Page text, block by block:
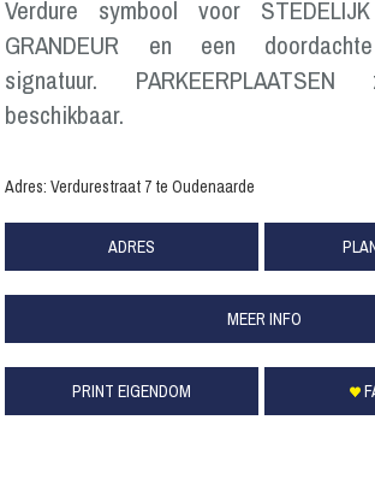
Verdure symbool voor
GRANDEUR en een
signatuur.
beschikbaar.
Adres: Verdurestraat 7 te Oudenaarde
ADRES
MEER INFO
PRINT EIGENDOM